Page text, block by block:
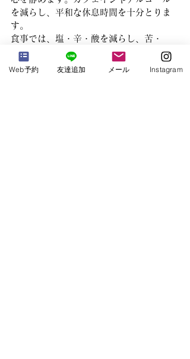
を減らし、平和な休息時間を十分とりま
す。
食事では、塩・辛・酸を減らし、苦・
渋・甘を増やします。ギーの摂取もおす
すめです。
Web予約 友達追加 メール Instagram